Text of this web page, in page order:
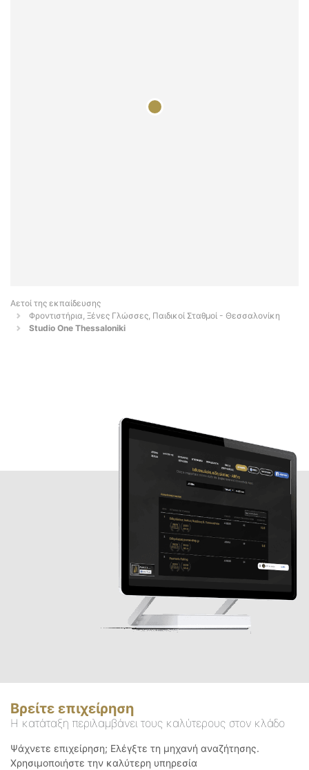
Αετοί της εκπαίδευσης
Φροντιστήρια, Ξένες Γλώσσες, Παιδικοί Σταθμοί - Θεσσαλονίκη
Studio One Thessaloniki
Βρείτε επιχείρηση
Η κατάταξη περιλαμβάνει τους καλύτερους στον κλάδο
Ψάχνετε επιχείρηση; Ελέγξτε τη μηχανή αναζήτησης.
Χρησιμοποιήστε την καλύτερη υπηρεσία